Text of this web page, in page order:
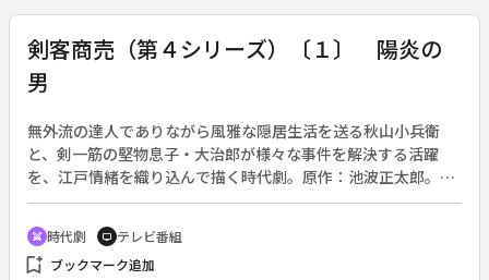
し、そこでも朝鮮戦争が勃発し、長女と四女とは生き別れるこ
とに。その後日本に戻るが、貧しさから次女は１２歳の時に家
を出て、三女もまた朝鮮へ渡っていった。母親の願いも空しく
バラバラになっていく子どもたち。その母親も８６歳になり、
に戦いであった人生も晩年を迎え、母親は今何を思うのか。
剣客商売（第４シリーズ）〔１〕 陽炎の
男
無外流の達人でありながら風雅な隠居生活を送る秋山小兵衛
と、剣一筋の堅物息子・大治郎が様々な事件を解決する活躍
を、江戸情緒を織り込んで描く時代劇。原作：池波正太郎。
（第４シリーズ／２００３年１月２１日～５月１３日放送、全
１１回）◆初夏のある日、小兵衛（藤田まこと）を訪ねて来た
三冬（寺島しのぶ）は、陽炎の向こうから男が追ってくる夢を
よく見るという。そんなところへ、大治郎（山口馬木也）が半
swords 時代劇 tv テレビ番組
bookmark_add ブックマーク追加